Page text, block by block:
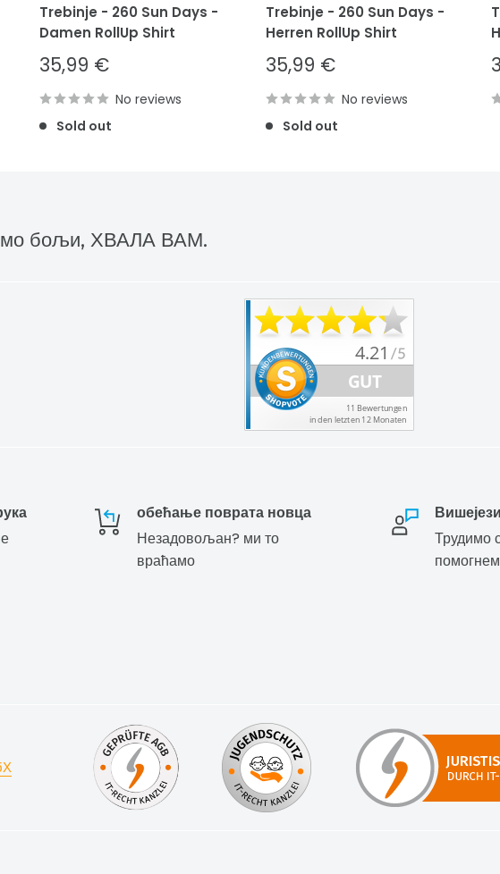
Trebinje - 260 Sun Days -
Damen RollUp Shirt
Sale
price
35,99 €
No reviews
Sold out
Trebinje - 260 Sun Days -
Herren RollUp Shirt
Sale
price
35,99 €
No reviews
Sold out
бољи, ХВАЛА ВАМ.
обећање поврата новца
Незадовољан? ми то
враћамо
Трудимо